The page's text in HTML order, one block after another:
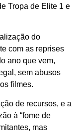
Tropa de Elite 1 e
do
com as reprises
ano que vem,
sem abusos
filmes.
de recursos, e a
à “fome de
mas